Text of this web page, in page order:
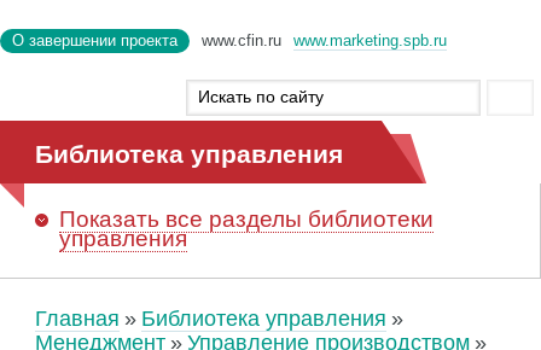
О завершении проекта www.cfin.ru www.marketing.spb.ru
Библиотека управления
Показать все разделы библиотеки
управления
Главная
Библиотека управления
Менеджмент
Управление производством